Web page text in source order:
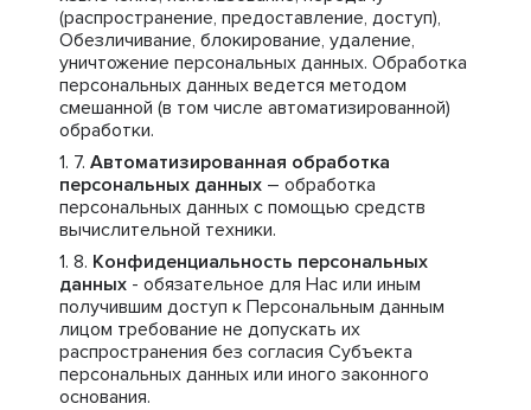
(распространение, предоставление, доступ),
Обезличивание, блокирование, удаление,
уничтожение персональных данных. Обработка
персональных данных ведется методом
смешанной (в том числе автоматизированной)
обработки.
Автоматизированная обработка
персональных данных – обработка
персональных данных с помощью средств
вычислительной техники.
Конфиденциальность персональных
данных - обязательное для Нас или иным
получившим доступ к Персональным данным
лицом требование не допускать их
распространения без согласия Субъекта
персональных данных или иного законного
основания.